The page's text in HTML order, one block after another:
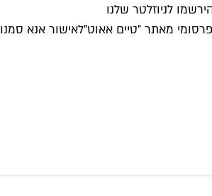
לניוזלטר שלנו
מאתר ״טיים אאוט״לאישור אנא סמנו